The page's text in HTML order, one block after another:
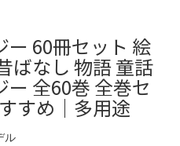
60冊セット 絵
ばなし 物語 童話
全60巻 全巻セ
すめ｜多用途
ル